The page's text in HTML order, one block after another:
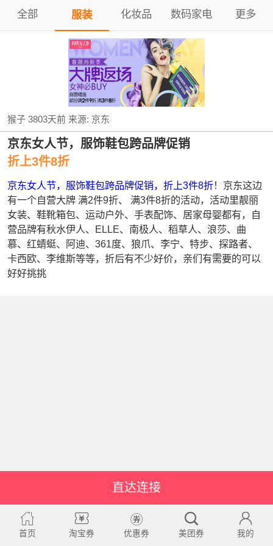
全部 服装 化妆品 数码家电 更多
猴子 3803天前来源: 京东
京东女人节，服饰鞋包跨品牌促销
折上3件8折
京东女人节，服饰鞋包跨品牌促销，折上3件8折！京东这边
有一个自营大牌 满2件9折、 满3件8折的活动，活动里靓丽
女装、鞋靴箱包、运动户外、手表配饰、居家母婴都有，自
营品牌有秋水伊人、ELLE、南极人、稻草人、浪莎、曲
慕、红蜻蜓、阿迪、361度、狼爪、李宁、特步、探路者、
卡西欧、李维斯等等，折后有不少好价，亲们有需要的可以
好好挑挑
直达连接
首页 淘宝券 优惠券 美团券 我的